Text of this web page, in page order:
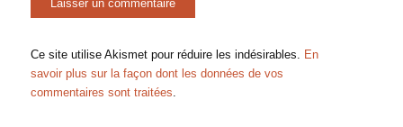
Ce site utilise Akismet pour réduire les indésirables. En
savoir plus sur la façon dont les données de vos
commentaires sont traitées